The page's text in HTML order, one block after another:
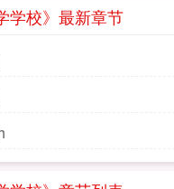
学校》最新章节